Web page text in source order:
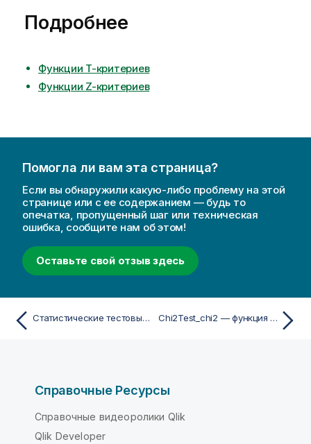
Подробнее
Функции T-критериев
Функции Z-критериев
Помогла ли вам эта страница?
Если вы обнаружили какую-либо проблему на этой
странице или с ее содержанием — будь то
опечатка, пропущенный шаг или техническая
ошибка, сообщите нам об этом!
Оставьте свой отзыв здесь
Статистические тестовые функции Chi2Test_chi2 — функция скриптa и диаграммы
Справочные Ресурсы
Справочные видеоролики Qlik
Qlik Developer